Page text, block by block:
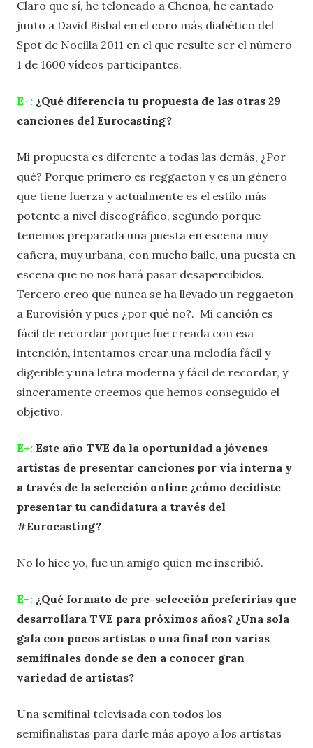
Claro que sí, he teloneado a Chenoa, he cantado
junto a David Bisbal en el coro más diabético del
Spot de Nocilla 2011 en el que resulte ser el número
1 de 1600 vídeos participantes.
E+: ¿Qué diferencia tu propuesta de las otras 29
canciones del Eurocasting?
Mi propuesta es diferente a todas las demás, ¿Por
qué? Porque primero es reggaeton y es un género
que tiene fuerza y actualmente es el estilo más
potente a nivel discográfico, segundo porque
tenemos preparada una puesta en escena muy
cañera, muy urbana, con mucho baile, una puesta en
escena que no nos hará pasar desapercibidos.
Tercero creo que nunca se ha llevado un reggaeton
a Eurovisión y pues ¿por qué no?. Mi canción es
fácil de recordar porque fue creada con esa
intención, intentamos crear una melodía fácil y
digerible y una letra moderna y fácil de recordar, y
sinceramente creemos que hemos conseguido el
objetivo.
E+: Este año TVE da la oportunidad a jóvenes
artistas de presentar canciones por vía interna y
a través de la selección online ¿cómo decidiste
presentar tu candidatura a través del
#Eurocasting?
No lo hice yo, fue un amigo quien me inscribió.
E+: ¿Qué formato de pre-selección preferirías que
desarrollara TVE para próximos años? ¿Una sola
gala con pocos artistas o una final con varias
semifinales donde se den a conocer gran
variedad de artistas?
Una semifinal televisada con todos los
semifinalistas para darle más apoyo a los artistas